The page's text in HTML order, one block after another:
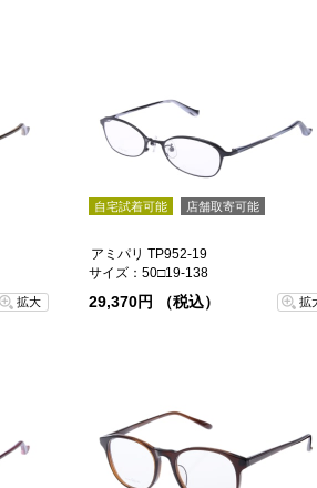
拡大
自宅試着可能 店舗取寄可能
アミパリ TP952-19
サイズ：50□19-138
29,370円 （税込） 拡